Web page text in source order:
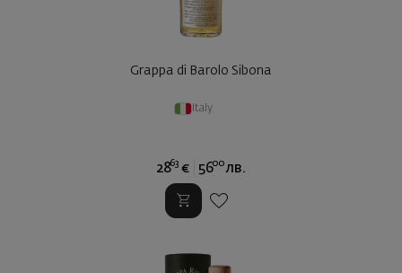
Grappa di Barolo Sibona
Italy
2863 € 5600 лв.